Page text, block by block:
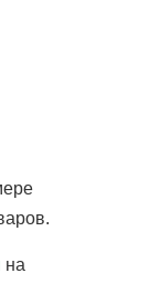
на